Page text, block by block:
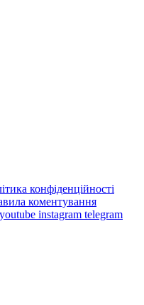
конфіденційності
коментування
youtube instagram telegram